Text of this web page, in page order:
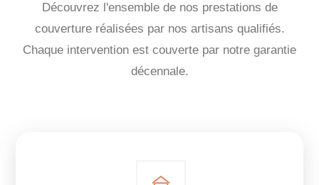
Découvrez l'ensemble de nos prestations de
couverture réalisées par nos artisans qualifiés.
Chaque intervention est couverte par notre garantie
décennale.